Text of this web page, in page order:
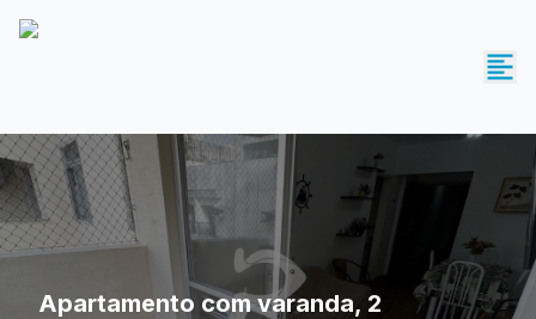
Apartamento com varanda, 2